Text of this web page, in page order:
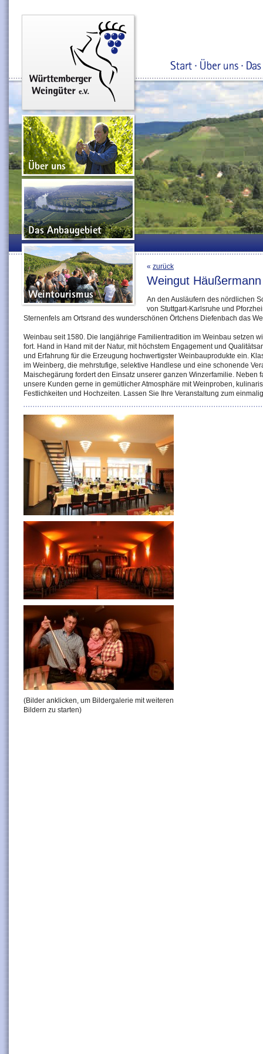
« zurück
Weingut Häußermann
An den Ausläufern des nördlichen
von Stuttgart-Karlsruhe und
Sternenfels am Ortsrand des wunderschönen Örtchens Diefenbach das
Weinbau seit 1580. Die langjährige Familientradition im Weinbau setzen
fort. Hand in Hand mit der Natur, mit höchstem Engagement und
und Erfahrung für die Erzeugung hochwertigster Weinbauprodukte ein.
im Weinberg, die mehrstufige, selektive Handlese und eine schonende
Maischegärung fordert den Einsatz unserer ganzen Winzerfamilie. Neben
unsere Kunden gerne in gemütlicher Atmosphäre mit Weinproben,
Festlichkeiten und Hochzeiten. Lassen Sie Ihre Veranstaltung zum
(Bilder anklicken, um Bildergalerie mit weiteren
Bildern zu starten)